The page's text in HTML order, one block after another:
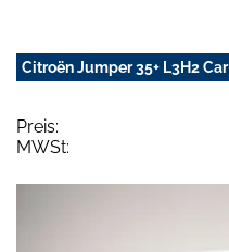
Citroën Jumper 35+ L3H2
Preis:
MWSt: